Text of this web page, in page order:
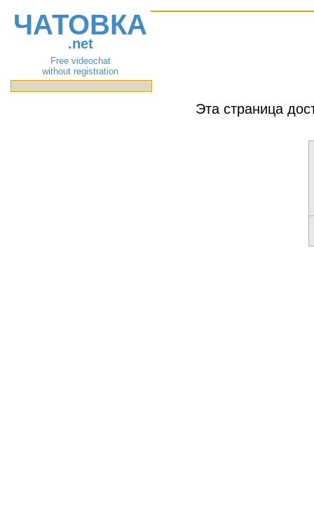
ЧАТОВКА
.net
Free videochat
without registration
Эта страница